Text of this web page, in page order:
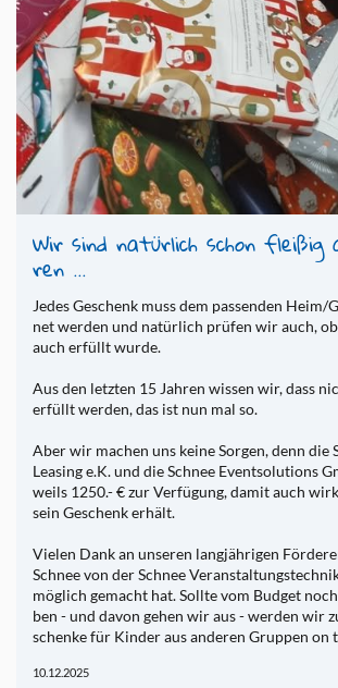
Wir sind na­tür­lich schon
ren ...
Jedes Ge­schenk muss dem pas­sen­den
net wer­den und na­tür­lich prü­fen wir auch,
auch er­füllt wurde.
Aus den letz­ten 15 Jah­ren wis­sen wir, dass
er­füllt wer­den, das ist nun mal so.
Aber wir ma­chen uns keine Sor­gen, denn die
Lea­sing e.K. und die Schnee Event­so­lu­ti­ons
weils 1250.- € zur Ver­fü­gung, damit auch
sein Ge­schenk er­hält.
Vie­len Dank an un­se­ren lang­jäh­ri­gen
Schnee von der Schnee
mög­lich ge­macht hat. Soll­te vom Bud­get
ben - und davon gehen wir aus - wer­den wir
schen­ke für Kin­der aus an­de­ren Grup­pen on
10.12.2025